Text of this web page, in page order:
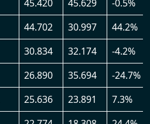
45.420 45.629
-0.5%
44.702 30.997
44.2%
30.834 32.174
-4.2%
26.890 35.694
-24.7%
25.636 23.891
7.3%